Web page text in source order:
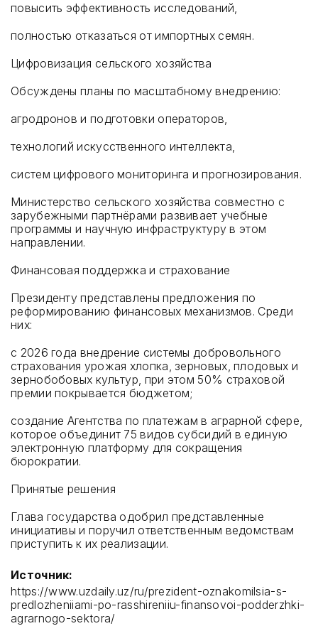
повысить эффективность исследований,
полностью отказаться от импортных семян.
Цифровизация сельского хозяйства
Обсуждены планы по масштабному внедрению:
агродронов и подготовки операторов,
технологий искусственного интеллекта,
систем цифрового мониторинга и прогнозирования.
Министерство сельского хозяйства совместно с
зарубежными партнёрами развивает учебные
программы и научную инфраструктуру в этом
направлении.
Финансовая поддержка и страхование
Президенту представлены предложения по
реформированию финансовых механизмов. Среди
них:
с 2026 года внедрение системы добровольного
страхования урожая хлопка, зерновых, плодовых и
зернобобовых культур, при этом 50% страховой
премии покрывается бюджетом;
создание Агентства по платежам в аграрной сфере,
которое объединит 75 видов субсидий в единую
электронную платформу для сокращения
бюрократии.
Принятые решения
Глава государства одобрил представленные
инициативы и поручил ответственным ведомствам
приступить к их реализации.
Источник:
https://www.uzdaily.uz/ru/prezident-oznakomilsia-s-
predlozheniiami-po-rasshireniiu-finansovoi-podderzhki-
agrarnogo-sektora/